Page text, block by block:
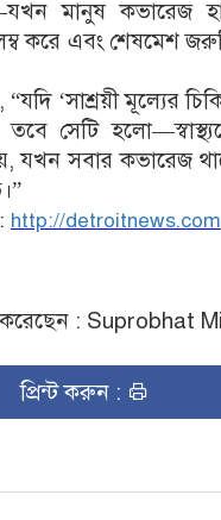
মানুষ কভারেজ
করে এবং শেষমেশ
‘সাশ্রয়ী মূল্যের
সেটি
যখন সবার কভারেজ
http://detroitnews.com
: Suprobhat
প্রিন্ট করুন :